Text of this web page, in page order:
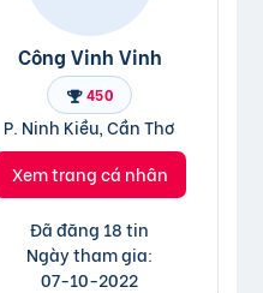
Công Vinh Vinh
450
P. Ninh Kiều, Cần Thơ
Xem trang cá nhân
Đã đăng 18 tin
Ngày tham gia:
07-10-2022